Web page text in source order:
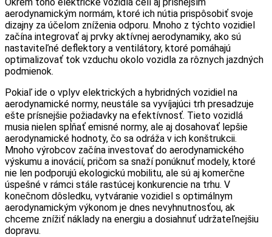
aerodynamickým normám, ktoré ich nútia prispôsobiť svoje
dizajny za účelom zníženia odporu. Mnoho z týchto vozidiel
začína integrovať aj prvky aktívnej aerodynamiky, ako sú
nastaviteľné deflektory a ventilátory, ktoré pomáhajú
optimalizovať tok vzduchu okolo vozidla za rôznych jazdných
podmienok.
Pokiaľ ide o vplyv elektrických a hybridných vozidiel na
aerodynamické normy, neustále sa vyvíjajúci trh presadzuje
ešte prísnejšie požiadavky na efektívnosť. Tieto vozidlá
musia nielen spĺňať emisné normy, ale aj dosahovať lepšie
aerodynamické hodnoty, čo sa odráža v ich konštrukcii.
Mnoho výrobcov začína investovať do aerodynamického
výskumu a inovácií, pričom sa snaží ponúknuť modely, ktoré
nie len podporujú ekologickú mobilitu, ale sú aj komerčne
úspešné v rámci stále rastúcej konkurencie na trhu. V
konečnom dôsledku, vytváranie vozidiel s optimálnym
aerodynamickým výkonom je dnes nevyhnutnosťou, ak
chceme znížiť náklady na energiu a dosiahnuť udržateľnejšiu
dopravu.